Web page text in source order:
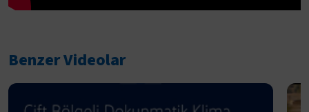
Benzer Videolar